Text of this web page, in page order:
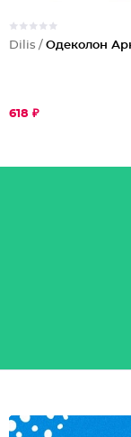
Dilis / Одеколон
618 ₽